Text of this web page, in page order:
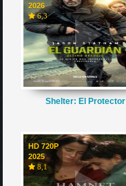
2026
6,3
Shelter: El Protector
HD 720P
2025
8,1